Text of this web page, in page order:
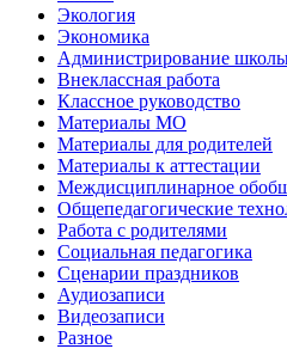
Экология
Экономика
Администрирование
Внеклассная работа
Классное руководство
Материалы МО
Материалы для родителей
Материалы к аттестации
Междисциплинарное
Общепедагогические
Работа с родителями
Социальная педагогика
Сценарии праздников
Аудиозаписи
Видеозаписи
Разное